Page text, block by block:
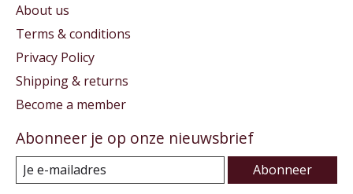
About us
Terms & conditions
Privacy Policy
Shipping & returns
Become a member
Abonneer je op onze nieuwsbrief
Abonneer